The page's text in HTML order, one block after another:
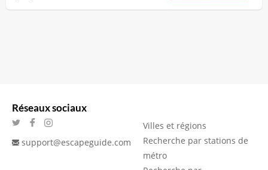
Réseaux sociaux
support@escapeguide.com
Villes et régions
Recherche par stations de
métro